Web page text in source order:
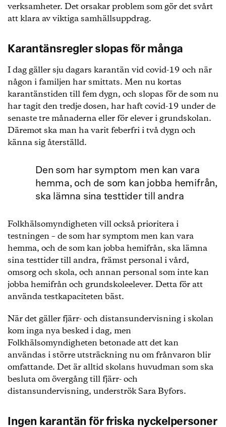
verksamheter. Det orsakar problem som gör det svårt
att klara av viktiga samhällsuppdrag.
Karantänsregler slopas för många
I dag gäller sju dagars karantän vid covid-19 och när
någon i familjen har smittats. Men nu kortas
karantänstiden till fem dygn, och slopas för de som nu
har tagit den tredje dosen, har haft covid-19 under de
senaste tre månaderna eller för elever i grundskolan.
Däremot ska man ha varit feberfri i två dygn och
känna sig återställd.
Den som har symptom men kan vara
hemma, och de som kan jobba hemifrån,
ska lämna sina testtider till andra
Folkhälsomyndigheten vill också prioritera i
testningen – de som har symptom men kan vara
hemma, och de som kan jobba hemifrån, ska lämna
sina testtider till andra, främst personal i vård,
omsorg och skola, och annan personal som inte kan
jobba hemifrån och grundskoleelever. Detta för att
använda testkapaciteten bäst.
När det gäller fjärr- och distansundervisning i skolan
kom inga nya besked i dag, men
Folkhälsomyndigheten betonade att det kan
användas i större utsträckning nu om frånvaron blir
omfattande. Det är alltid skolans huvudman som ska
besluta om övergång till fjärr- och
distansundervisning, underströk Sara Byfors.
Ingen karantän för friska nyckelpersoner